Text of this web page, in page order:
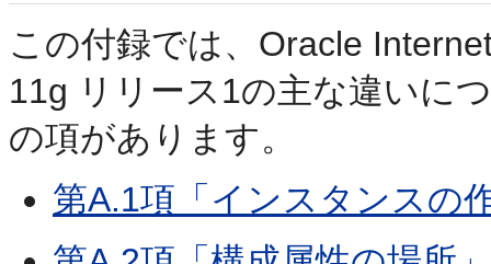
この付録では、Oracle
11g リリース1の主な違いに
の項があります。
第A.1項「インスタンスの